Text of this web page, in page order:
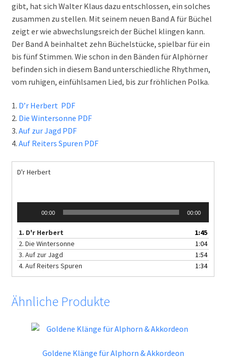
gibt, hat sich Walter Klaus dazu entschlossen, ein solches
zusammen zu stellen. Mit seinem neuen Band A für Büchel
zeigt er wie abwechslungsreich der Büchel klingen kann.
Der Band A beinhaltet zehn Büchelstücke, spielbar für ein
bis fünf Stimmen. Wie schon in den Bänden für Alphörner
befinden sich in diesem Band unterschiedliche Rhythmen,
vom ruhigen, einfühlsamen Lied, bis zur fröhlichen Polka.
1. D’r Herbert PDF
2. Die Wintersonne PDF
3. Auf zur Jagd PDF
4. Auf Reiters Spuren PDF
D'r Herbert
00:00 00:00
1. D'r Herbert
1:45
2. Die Wintersonne
1:04
3. Auf zur Jagd
1:54
4. Auf Reiters Spuren 1:34
Ähnliche Produkte
Goldene Klänge für Alphorn & Akkordeon